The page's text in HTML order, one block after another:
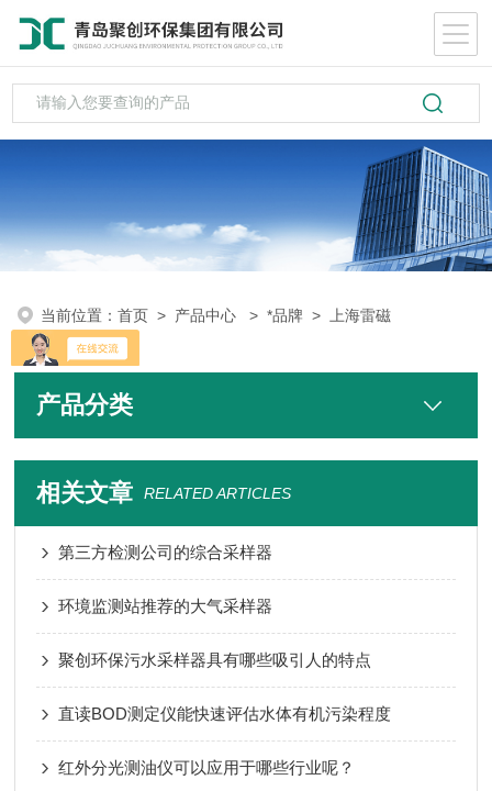
当前位置：首页 > 产品中心 >*品牌 > 上海雷磁
产品分类
相关文章 RELATED ARTICLES
第三方检测公司的综合采样器
环境监测站推荐的大气采样器
聚创环保污水采样器具有哪些吸引人的特点
直读BOD测定仪能快速评估水体有机污染程度
红外分光测油仪可以应用于哪些行业呢？